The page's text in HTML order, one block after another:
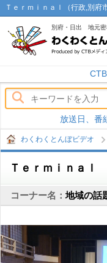
Ｔｅｒｍｉｎａｌ（行政,別府市
別府・日出 地元密
放送日、番
わくわくとんぼビデオ
Ｔｅｒｍｉｎａｌ
コーナー名：地域の話